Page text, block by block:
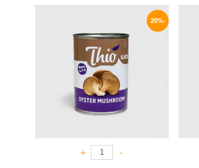
-20%
-
+
65 EGP.
52 EGP.